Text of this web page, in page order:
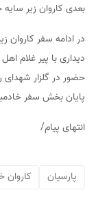
بعدی کاروان زیر
در ادامه سفر کاروان
دیداری با پیر غلام
حضور در گلزار شهدای
پایان بخش سفر
انتهای پیام/
پارسیان کاروان